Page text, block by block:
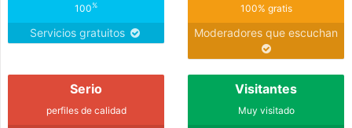
100%
Servicios gratuitos
100% gratis
Moderadores que escuchan
Serio
perfiles de calidad
Visitantes
Muy visitado